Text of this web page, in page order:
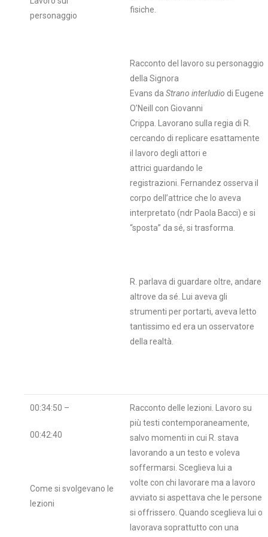
personaggio
fisiche.
Racconto del lavoro su personaggio
della Signora
Evans da Strano interludio di Eugene
O’Neill
con Giovanni
Crippa. Lavorano sulla regia di R.
cercando di replicare esattamente
il lavoro degli attori e
attrici guardando le
registrazioni. Fernandez osserva il
corpo dell’attrice che lo aveva
interpretato (ndr Paola Bacci) e si
“sposta” da sé, si trasforma.
R. parlava di guardare oltre, andare
altrove da sé. Lui aveva gli
strumenti per portarti, aveva letto
tantissimo ed era un osservatore
della realtà.
00:34:50 –
00:42:40
Come si svolgevano le
lezioni
Racconto delle lezioni. Lavoro su
più testi contemporaneamente,
salvo momenti in cui R. stava
lavorando a un testo e voleva
soffermarsi. Sceglieva lui a
volte con chi lavorare ma a lavoro
avviato si aspettava che le persone
si offrissero. Quando sceglieva lui o
lavorava soprattutto con una